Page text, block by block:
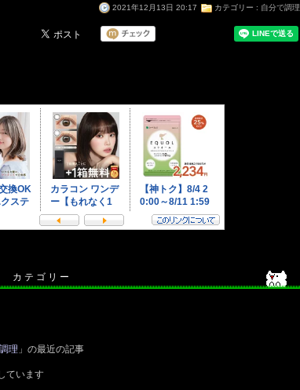
2021年12月13日 20:17 カテゴリー : 自分で調理
カ テ ゴ リ ー
理 」の最近の記事
ています